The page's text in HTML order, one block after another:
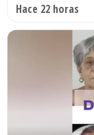
Hace 22 horas